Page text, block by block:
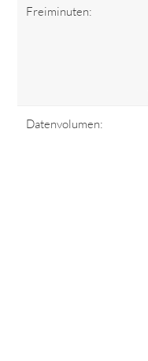
Freiminuten:
Datenvolumen: